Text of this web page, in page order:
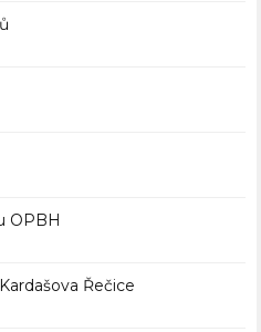
OPBH
Řečice